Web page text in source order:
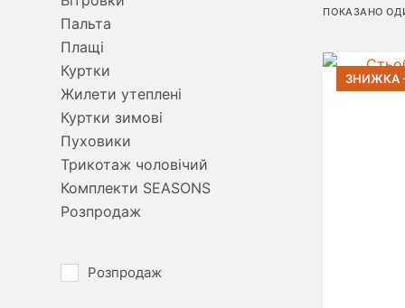
ПОКАЗАНО
ЗНИЖКА -
Пальта
Плащі
Куртки
Жилети утеплені
Куртки зимові
Пуховики
Трикотаж чоловічий
Комплекти SEASONS
Розпродаж
Розпродаж